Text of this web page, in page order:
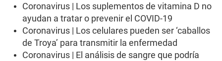
Coronavirus | Los suplementos de vitamina D no
ayudan a tratar o prevenir el COVID-19
Coronavirus | Los celulares pueden ser ‘caballos
de Troya’ para transmitir la enfermedad
Coronavirus | El análisis de sangre que podría